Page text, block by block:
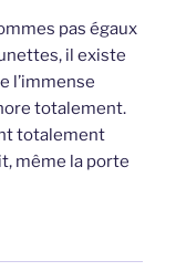
pas égaux
il existe
l’immense
totalement.
totalement
même la porte